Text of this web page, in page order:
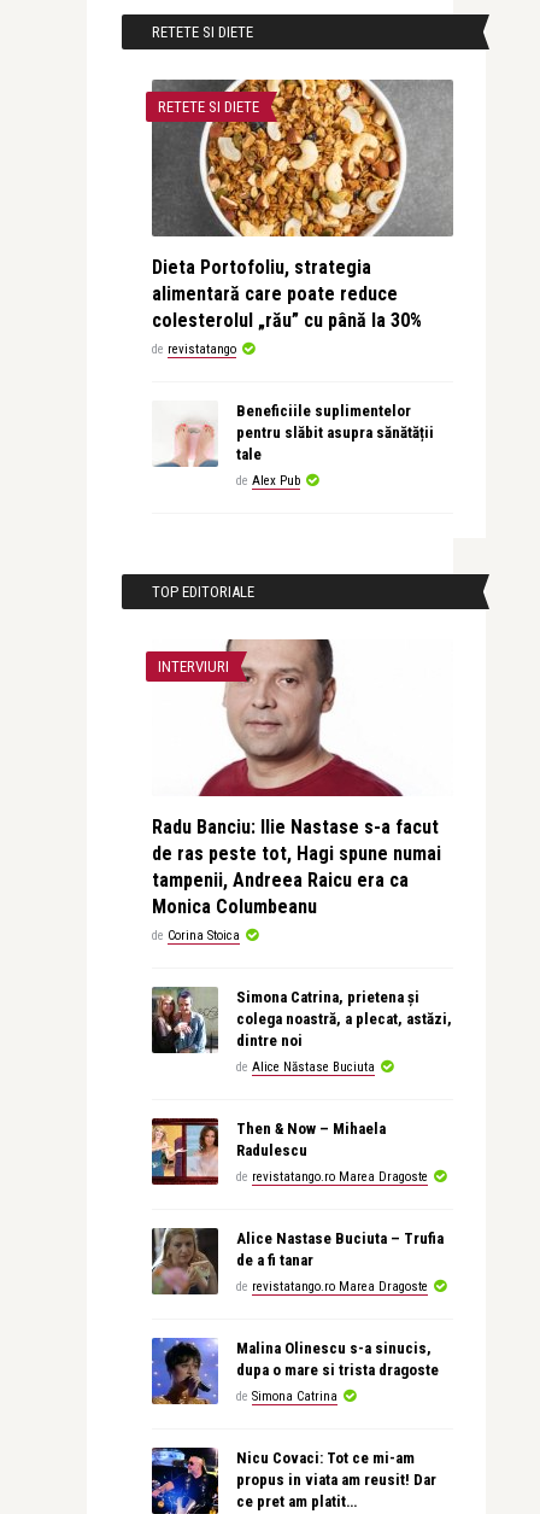
RETETE SI DIETE
RETETE SI DIETE
Dieta Portofoliu, strategia
alimentară care poate reduce
colesterolul „rău” cu până la 30%
de revistatango
Beneficiile suplimentelor
pentru slăbit asupra sănătății
tale
de Alex Pub
TOP EDITORIALE
INTERVIURI
Radu Banciu: Ilie Nastase s-a facut
de ras peste tot, Hagi spune numai
tampenii, Andreea Raicu era ca
Monica Columbeanu
de Corina Stoica
Simona Catrina, prietena și
colega noastră, a plecat, astăzi,
dintre noi
de Alice Năstase Buciuta
Then & Now – Mihaela
Radulescu
de revistatango.ro Marea Dragoste
Alice Nastase Buciuta – Trufia
de a fi tanar
de revistatango.ro Marea Dragoste
Malina Olinescu s-a sinucis,
dupa o mare si trista dragoste
de Simona Catrina
Nicu Covaci: Tot ce mi-am
propus in viata am reusit! Dar
ce pret am platit…